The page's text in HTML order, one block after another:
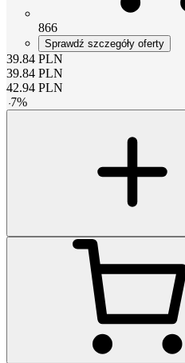
866
Sprawdź szczegóły oferty
39.84 PLN
39.84 PLN
42.94 PLN
-7%